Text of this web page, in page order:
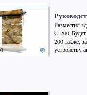
Разместил
C-200.
200 также,
устройству